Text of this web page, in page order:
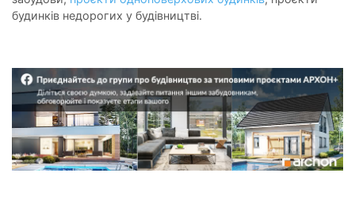
будинків недорогих у будівництві.